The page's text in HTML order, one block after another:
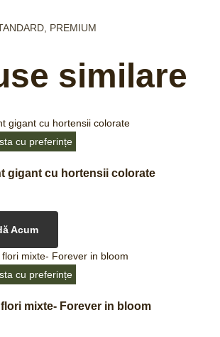
PREMIUM
similare
cu preferințe
gigant cu hortensii colorate
Acum
cu preferințe
mixte- Forever in bloom